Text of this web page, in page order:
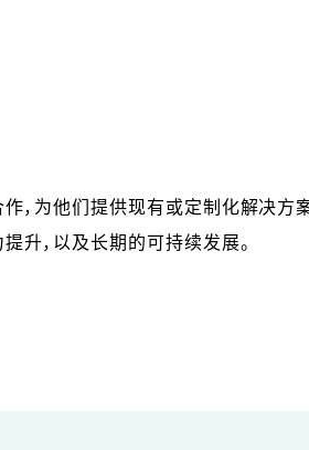
，为他们提供现有或定制化解决
升，以及长期的可持续发展。